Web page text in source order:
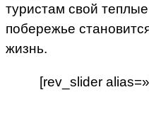
туристам свой
побережье
жизнь.
[rev_slider